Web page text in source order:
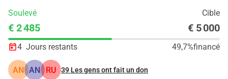
Soulevé Cible
€ 2 485 € 5 000
4 Jours restants 49,7%financé
AN AN RU 39 Les gens ont fait un don